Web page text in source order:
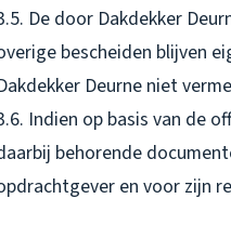
De door Dakdekker
bescheiden blijven
Deurne niet
Indien op basis van de
behorende
en voor zijn